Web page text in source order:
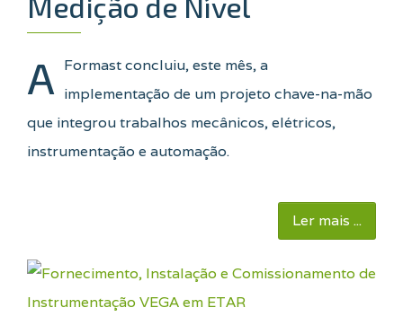
A Formast concluiu, este mês, a
implementação de um projeto chave-na-mão
que integrou trabalhos mecânicos, elétricos,
instrumentação e automação.
Ler mais ...